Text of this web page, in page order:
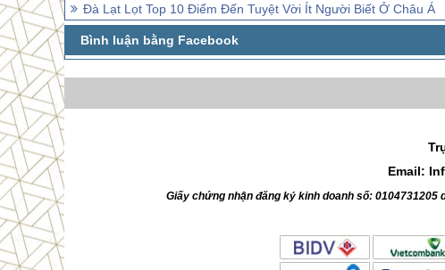
Đà Lạt Lọt Top 10 Điểm Đến Tuyệt Vời Ít Người Biết Ở Châu Á
Email:
Giấy chứng nhận đăng ký kinh doanh số: 0104731205